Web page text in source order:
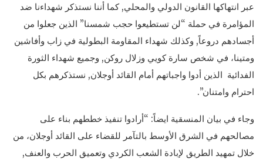
عبر انتهاكها القانون الدولي والمحلي, كما أننا نستذكر شهداءنا ضد
المؤامرة في حملة “لن تستطيعوا حجب شمسنا” الذين جعلوا من
أجسادهم دروعاً, وكذلك شهداء المقاومة البطولية في زاب وأفاشين
ومتينا، في شخص سارة كويي وزلال روكن, وجميع شهداء الثورة
الفدائية الذين أدوا واجباتهم أمام القائد أوجلان, نستذكرهم بكل
احترام وامتنان”.
وجاء في بيان المنسقية ايضاً: “أرادوا تنفيذ خططهم بناء على
مصالحهم في الشرق الأوسط بالتآمر للقضاء على القائد أوجلان، من
خلال تمهيد الطريق لإبادة الشعب الكردي وتعميق الحرب والعنف,